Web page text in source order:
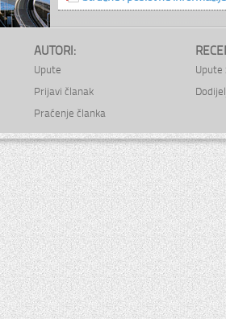
AUTORI:
Upute
Prijavi članak
Praćenje članka
Upute